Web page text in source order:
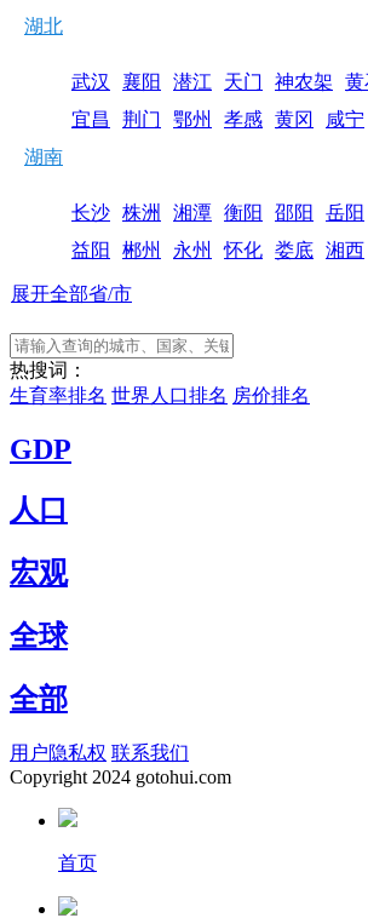
湖北
武汉 襄阳 潜江 天门 神农架 黄
宜昌
荆门 鄂州 孝感 黄冈 咸宁
湖南
长沙 株洲 湘潭 衡阳 邵阳 岳阳
益阳
郴州 永州 怀化 娄底 湘西
展开全部省/市
热搜词：
生育率排名 世界人口排名 房价排名
GDP
人口
宏观
全球
全部
用户隐私权 联系我们
Copyright2024 gotohui.com
首页